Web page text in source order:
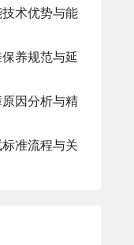
术优势与能
养规范与延
因分析与精
准流程与关